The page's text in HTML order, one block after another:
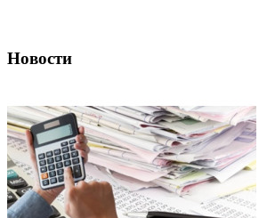
Новости